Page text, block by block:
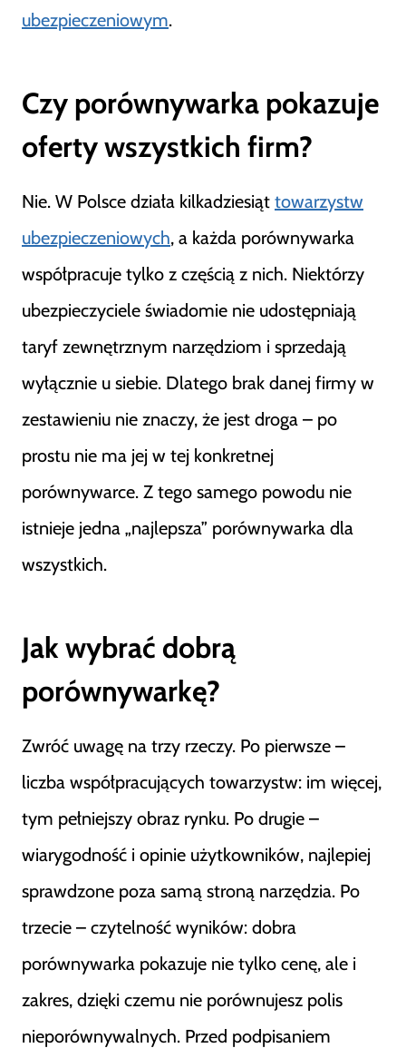
ubezpieczeniowym.
Czy porównywarka pokazuje
oferty wszystkich firm?
Nie. W Polsce działa kilkadziesiąt towarzystw
ubezpieczeniowych, a każda porównywarka
współpracuje tylko z częścią z nich. Niektórzy
ubezpieczyciele świadomie nie udostępniają
taryf zewnętrznym narzędziom i sprzedają
wyłącznie u siebie. Dlatego brak danej firmy w
zestawieniu nie znaczy, że jest droga – po
prostu nie ma jej w tej konkretnej
porównywarce. Z tego samego powodu nie
istnieje jedna „najlepsza” porównywarka dla
wszystkich.
Jak wybrać dobrą
porównywarkę?
Zwróć uwagę na trzy rzeczy. Po pierwsze –
liczba współpracujących towarzystw: im więcej,
tym pełniejszy obraz rynku. Po drugie –
wiarygodność i opinie użytkowników, najlepiej
sprawdzone poza samą stroną narzędzia. Po
trzecie – czytelność wyników: dobra
porównywarka pokazuje nie tylko cenę, ale i
zakres, dzięki czemu nie porównujesz polis
nieporównywalnych. Przed podpisaniem